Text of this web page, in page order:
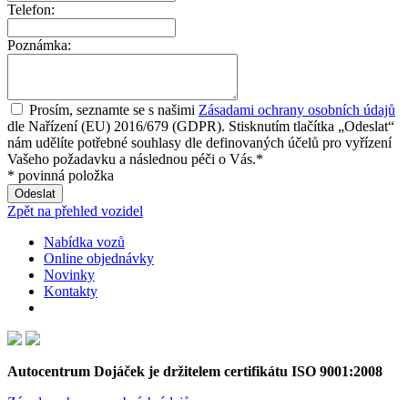
Telefon:
Poznámka:
Prosím, seznamte se s našimi Zásadami ochrany osobních údajů
dle Nařízení (EU) 2016/679 (GDPR). Stisknutím tlačítka „Odeslat“
nám udělíte potřebné souhlasy dle definovaných účelů pro vyřízení
Vašeho požadavku a následnou péči o Vás.*
* povinná položka
Zpět na přehled vozidel
Nabídka vozů
Online objednávky
Novinky
Kontakty
Autocentrum Dojáček je držitelem certifikátu ISO 9001:2008